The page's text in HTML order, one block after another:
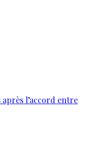
l’accord entre